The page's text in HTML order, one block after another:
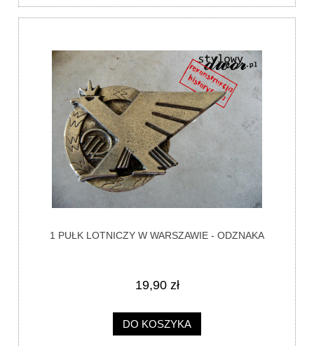
1 PUŁK LOTNICZY W WARSZAWIE - ODZNAKA
19,90 zł
DO KOSZYKA